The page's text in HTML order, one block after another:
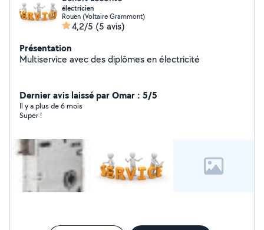
électricien
Rouen (Voltaire Grammont)
4,2/5 (5 avis)
Présentation
Multiservice avec des diplômes en électricité
Dernier avis laissé par Omar : 5/5
Il y a plus de 6 mois
Super !